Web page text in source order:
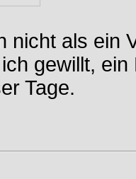
nicht als ein
gewillt,
Tage.